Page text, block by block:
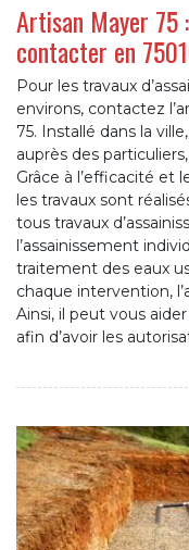
Artisan Mayer 75
contacter en
Pour les travaux
environs, contactez
75. Installé dans la
auprès des
Grâce à l’efficacité et
les travaux sont
tous travaux
l’assainissement
traitement des eaux
chaque intervention,
Ainsi, il peut vous
afin d’avoir les